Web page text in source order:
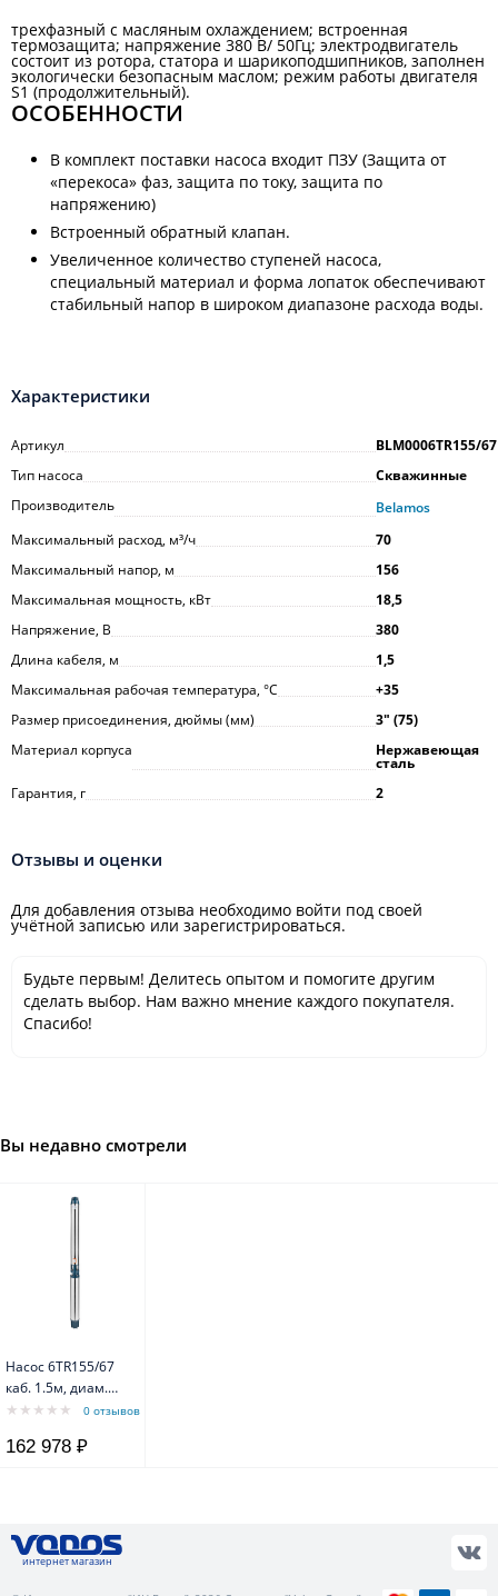
трехфазный с масляным охлаждением; встроенная
термозащита; напряжение 380 В/ 50Гц; электродвигатель
состоит из ротора, статора и шарикоподшипников, заполнен
экологически безопасным маслом; режим работы двигателя
S1 (продолжительный).
ОСОБЕННОСТИ
В комплект поставки насоса входит ПЗУ (Защита от
«перекоса» фаз, защита по току, защита по
напряжению)
Встроенный обратный клапан.
Увеличенное количество ступеней насоса,
специальный материал и форма лопаток обеспечивают
стабильный напор в широком диапазоне расхода воды.
Характеристики
Артикул
BLM0006TR155/67
Тип насоса
Скважинные
Производитель
Belamos
Максимальный расход, м³/ч
70
Максимальный напор, м
156
Максимальная мощность, кВт
18,5
Напряжение, В
380
Длина кабеля, м
1,5
Максимальная рабочая температура, °С
+35
Размер присоединения, дюймы (мм)
3ʺ (75)
Материал корпуса
Нержавеющая
сталь
Гарантия, г
2
Отзывы и оценки
Для добавления отзыва необходимо войти под своей
учётной записью или зарегистрироваться.
Будьте первым! Делитесь опытом и помогите другим
сделать выбор. Нам важно мнение каждого покупателя.
Спасибо!
Вы недавно смотрели
Насос 6TR155/67
каб. 1.5м, диам.
140мм, 380В,
Belamos
0 отзывов
162 978 ₽
интернет магазин